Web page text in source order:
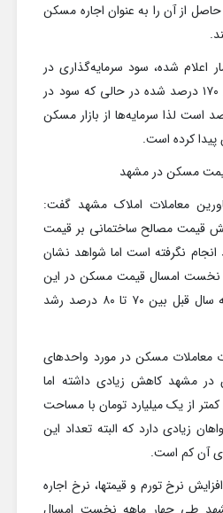
از آن را به عنوان اجاره مسکن
اعلام شده، سود سرمایه‌گذاری در
بازار بورس طی سال جاری ۱۷۰ درصد شده در حالی که سود در
مسکن حداکثر ۳۶ درصد است لذا سرمایه‌ها از بازار مسکن
کرده ‌است.
معاملات املاک مشهد گفت:
قیمت مصالح ساختمانی بر قیمت
نگرفته است اما شواهد نشان
نخست امسال قیمت مسکن در این
شهر نسبت به مدت مشابه سال قبل بین ۷۰ تا ۸۰ درصد رشد
معاملات مسکن در مورد واحدهای
در مشهد کاهش زیادی داشته اما
از یک میلیارد تومان با مساحت
خواهان زیادی دارد که البته تعداد این
آن کم است.
نرخ تورم و قیمتها، نرخ اجاره